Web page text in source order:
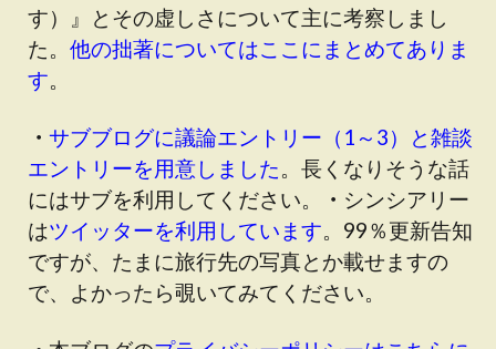
す）』とその虚しさについて主に考察しまし
た。 他の拙著についてはここにまとめてありま
す。
・ サブブログに議論エントリー（1～3）と雑談
エントリーを用意しました。長くなりそうな話
にはサブを利用してください。
・ シンシアリー
はツイッターを利用しています。99％更新告知
ですが、たまに旅行先の写真とか載せますの
で、よかったら覗いてみてください。